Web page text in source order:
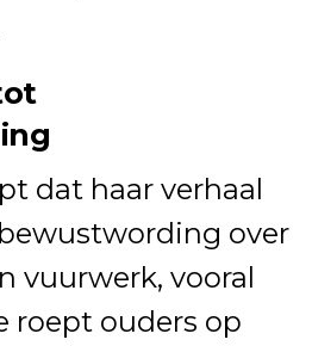
dat haar verhaal
over
vuurwerk, vooral
roept ouders op